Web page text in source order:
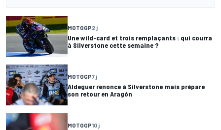
MOTOGP2 j
Une wild-card et trois remplaçants : qui courra
à Silverstone cette semaine ?
MOTOGP7 j
Aldeguer renonce à Silverstone mais prépare
son retour en Aragón
MOTOGP10 j